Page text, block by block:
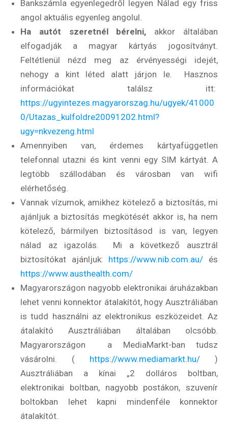
Bankszámla egyenlegedről legyen Nálad egy friss
angol aktuális egyenleg angolul.
Ha autót szeretnél bérelni, akkor általában
elfogadják a magyar kártyás jogosítványt.
Feltétlenül nézd meg az érvényességi idejét,
nehogy a kint léted alatt járjon le. Hasznos
információkat találsz itt:
https://ugyintezes.magyarorszag.hu/ugyek/41000
0/Utazas_kulfoldre20091202.html?
ugy=nkvezeng.html
Amennyiben van, érdemes kártyafüggetlen
telefonnal utazni és kint venni egy SIM kártyát. A
legtöbb szállodában és városban van wifi
elérhetőség.
Vannak vízumok, amikhez kötelező a biztosítás, mi
ajánljuk a biztosítás megkötését akkor is, ha nem
kötelező, bármilyen biztosításod is van, legyen
nálad az igazolás. Mi a következő ausztrál
biztosítókat ajánljuk: https://www.nib.com.au/ és
https://www.austhealth.com/
Magyarországon nagyobb elektronikai áruházakban
lehet venni konnektor átalakítót, hogy Ausztráliában
is tudd használni az elektronikus eszközeidet. Az
átalakító Ausztráliában általában olcsóbb.
Magyarországon a MediaMarkt-ban tudsz
vásárolni. ( https://www.mediamarkt.hu/ )
Ausztráliában a kínai „2 dolláros boltban,
elektronikai boltban, nagyobb postákon, szuvenír
boltokban lehet kapni mindenféle konnektor
átalakítót.